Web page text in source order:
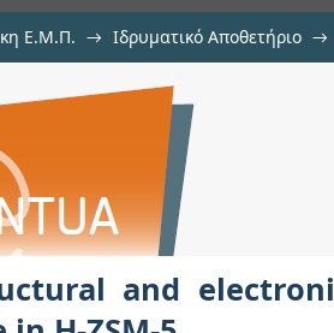
Ε.Μ.Π. → Ιδρυματικό Αποθετήριο →
features of a
and